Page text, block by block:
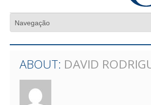
ABOUT: DAVID